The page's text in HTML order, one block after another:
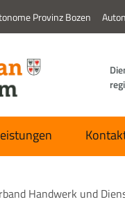
Provinz Bozen
Handwerk und